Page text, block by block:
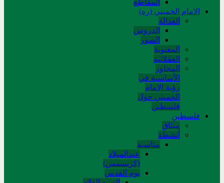
المقاطع
الامام الخميني (ره)
العدالة
الدروس
الصور
المعنوية
العقلانية
المحاور
الأساسیة في
رؤیة الإمام
الخمیني حول
فلسطین
فلسطین
میثاق
أنشطة
مناسبة
عیدالمیلاد
(کریسمس)
یوم القدس